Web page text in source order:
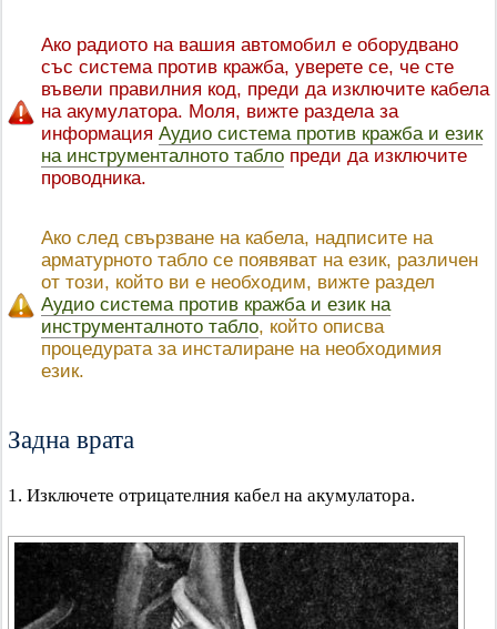
Ако радиото на вашия автомобил е оборудвано
със система против кражба, уверете се, че сте
въвели правилния код, преди да изключите кабела
на акумулатора. Моля, вижте раздела за
информация Аудио система против кражба и език
на инструменталното табло преди да изключите
проводника.
Ако след свързване на кабела, надписите на
арматурното табло се появяват на език, различен
от този, който ви е необходим, вижте раздел
Аудио система против кражба и език на
инструменталното табло, който описва
процедурата за инсталиране на необходимия
език.
Задна врата
1. Изключете отрицателния кабел на акумулатора.